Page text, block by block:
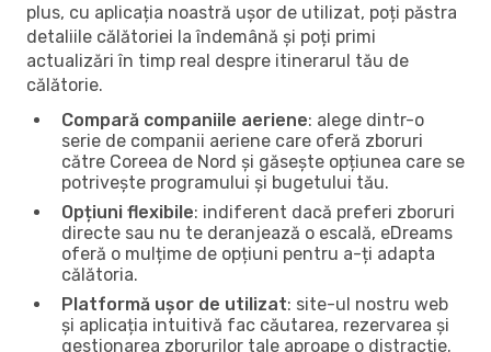
plus, cu aplicația noastră ușor de utilizat, poți păstra
detaliile călătoriei la îndemână și poți primi
actualizări în timp real despre itinerarul tău de
călătorie.
Compară companiile aeriene: alege dintr-o
serie de companii aeriene care oferă zboruri
către Coreea de Nord și găsește opțiunea care se
potrivește programului și bugetului tău.
Opțiuni flexibile: indiferent dacă preferi zboruri
directe sau nu te deranjează o escală, eDreams
oferă o mulțime de opțiuni pentru a-ți adapta
călătoria.
Platformă ușor de utilizat: site-ul nostru web
și aplicația intuitivă fac căutarea, rezervarea și
gestionarea zborurilor tale aproape o distracție.